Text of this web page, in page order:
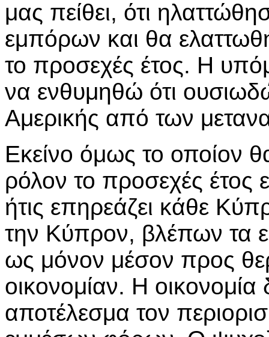
μας πείθει, ότι
εμπόρων και θα
το προσεχές έτος. Η
να ενθυμηθώ ότι
Αμερικής από των
Εκείνο όμως το οποίον
ρόλον το προσεχές έτος
ήτις επηρεάζει κάθε
την Κύπρον, βλέπων τα
ως μόνον μέσον προς
οικονομίαν. Η
αποτέλεσμα τον